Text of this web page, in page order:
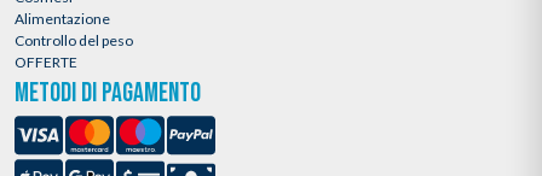
Alimentazione
Controllo del peso
OFFERTE
METODI DI PAGAMENTO